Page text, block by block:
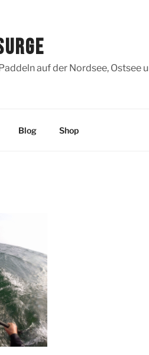
auf der Nordsee, Ostsee
Blog Shop